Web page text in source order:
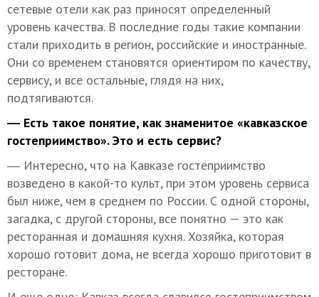
сетевые отели как раз приносят определенный
уровень качества. В последние годы такие компании
стали приходить в регион, российские и иностранные.
Они со временем становятся ориентиром по качеству,
сервису, и все остальные, глядя на них,
подтягиваются.
― Есть такое понятие, как знаменитое «кавказское
гостеприимство». Это и есть сервис?
― Интересно, что на Кавказе гостеприимство
возведено в какой-то культ, при этом уровень сервиса
был ниже, чем в среднем по России. С одной стороны,
загадка, с другой стороны, все понятно — это как
ресторанная и домашняя кухня. Хозяйка, которая
хорошо готовит дома, не всегда хорошо приготовит в
ресторане.